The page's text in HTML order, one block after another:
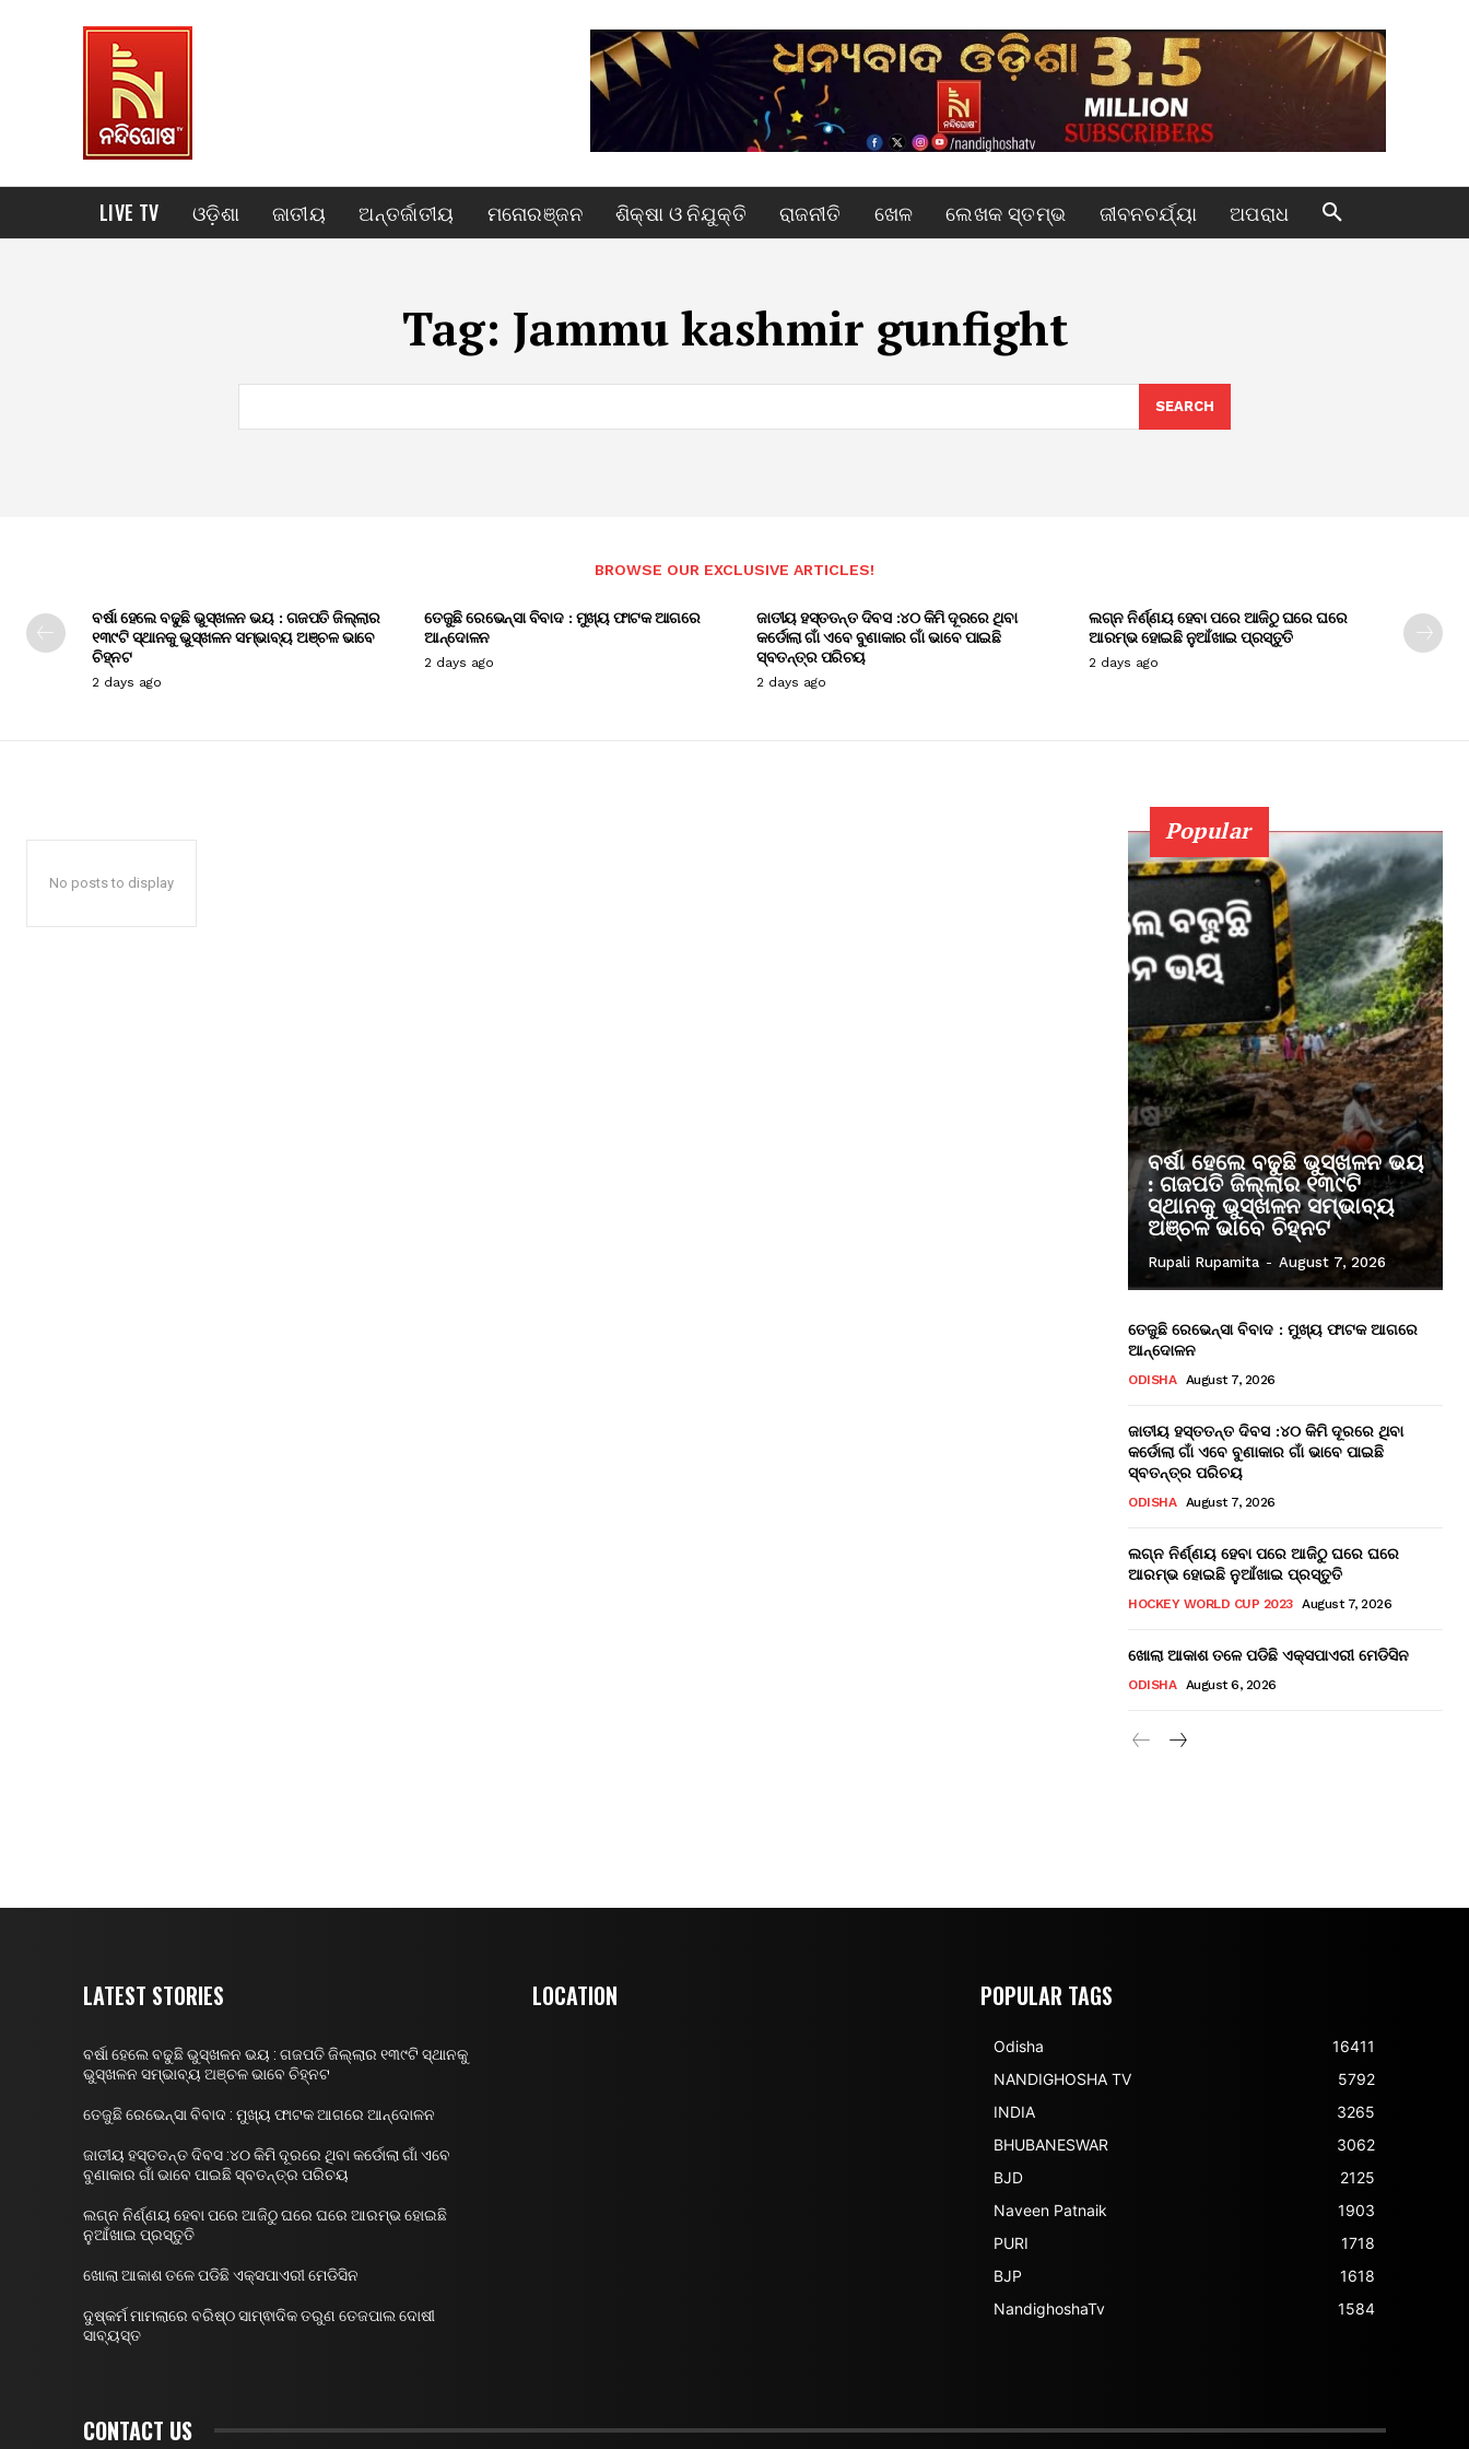
LIVE TV ଓଡ଼ିଶା ଜାତୀୟ ଅନ୍ତର୍ଜାତୀୟ ମନୋରଞ୍ଜନ ଶିକ୍ଷା ଓ ନିଯୁକ୍ତି ରାଜନୀତି ଖେଳ ଲେଖକ ସ୍ତମ୍ଭ ଜୀବନଚର୍ଯ୍ୟା ଅପରାଧ
Tag: Jammu kashmir gunfight
SEARCH
BROWSE OUR EXCLUSIVE ARTICLES!
ବର୍ଷା ହେଲେ ବଢୁଛି ଭୁସ୍ଖଳନ ଭୟ : ଗଜପତି ଜିଲ୍ଲାର
୧୩୯ଟି ସ୍ଥାନକୁ ଭୁସ୍ଖଳନ ସମ୍ଭାବ୍ୟ ଅଞ୍ଚଳ ଭାବେ
ଚିହ୍ନଟ
2 days ago
ତେଜୁଛି ରେଭେନ୍ସା ବିବାଦ : ମୁଖ୍ୟ ଫାଟକ ଆଗରେ
ଆନ୍ଦୋଳନ
2 days ago
ଜାତୀୟ ହସ୍ତତନ୍ତ ଦିବସ :୪୦ କିମି ଦୂରରେ ଥିବା
କର୍ଡୋଲା ଗାଁ ଏବେ ବୁଣାକାର ଗାଁ ଭାବେ ପାଇଛି
ସ୍ବତନ୍ତ୍ର ପରିଚୟ
2 days ago
ଲଗ୍ନ ନିର୍ଣ୍ଣୟ ହେବା ପରେ ଆଜିଠୁ ଘରେ ଘରେ
ଆରମ୍ଭ ହୋଇଛି ନୁଆଁଖାଇ ପ୍ରସ୍ତୁତି
2 days ago
No posts to display
Popular
ବର୍ଷା ହେଲେ ବଢୁଛି ଭୁସ୍ଖଳନ ଭୟ
: ଗଜପତି ଜିଲ୍ଲାର ୧୩୯ଟି
ସ୍ଥାନକୁ ଭୁସ୍ଖଳନ ସମ୍ଭାବ୍ୟ
ଅଞ୍ଚଳ ଭାବେ ଚିହ୍ନଟ
Rupali Rupamita - August 7, 2026
ତେଜୁଛି ରେଭେନ୍ସା ବିବାଦ : ମୁଖ୍ୟ ଫାଟକ ଆଗରେ
ଆନ୍ଦୋଳନ
ODISHA August 7, 2026
ଜାତୀୟ ହସ୍ତତନ୍ତ ଦିବସ :୪୦ କିମି ଦୂରରେ ଥିବା
କର୍ଡୋଲା ଗାଁ ଏବେ ବୁଣାକାର ଗାଁ ଭାବେ ପାଇଛି
ସ୍ବତନ୍ତ୍ର ପରିଚୟ
ODISHA August 7, 2026
ଲଗ୍ନ ନିର୍ଣ୍ଣୟ ହେବା ପରେ ଆଜିଠୁ ଘରେ ଘରେ
ଆରମ୍ଭ ହୋଇଛି ନୁଆଁଖାଇ ପ୍ରସ୍ତୁତି
HOCKEY WORLD CUP 2023 August 7, 2026
ଖୋଲା ଆକାଶ ତଳେ ପଡିଛି ଏକ୍ସପାଏରୀ ମେଡିସିନ
ODISHA August 6, 2026
LATEST STORIES
ବର୍ଷା ହେଲେ ବଢୁଛି ଭୁସ୍ଖଳନ ଭୟ : ଗଜପତି ଜିଲ୍ଲାର ୧୩୯ଟି ସ୍ଥାନକୁ
ଭୁସ୍ଖଳନ ସମ୍ଭାବ୍ୟ ଅଞ୍ଚଳ ଭାବେ ଚିହ୍ନଟ
ତେଜୁଛି ରେଭେନ୍ସା ବିବାଦ : ମୁଖ୍ୟ ଫାଟକ ଆଗରେ ଆନ୍ଦୋଳନ
ଜାତୀୟ ହସ୍ତତନ୍ତ ଦିବସ :୪୦ କିମି ଦୂରରେ ଥିବା କର୍ଡୋଲା ଗାଁ ଏବେ
ବୁଣାକାର ଗାଁ ଭାବେ ପାଇଛି ସ୍ବତନ୍ତ୍ର ପରିଚୟ
ଲଗ୍ନ ନିର୍ଣ୍ଣୟ ହେବା ପରେ ଆଜିଠୁ ଘରେ ଘରେ ଆରମ୍ଭ ହୋଇଛି
ନୁଆଁଖାଇ ପ୍ରସ୍ତୁତି
ଖୋଲା ଆକାଶ ତଳେ ପଡିଛି ଏକ୍ସପାଏରୀ ମେଡିସିନ
ଦୁଷ୍କର୍ମ ମାମଲାରେ ବରିଷ୍ଠ ସାମ୍ଵାଦିକ ତରୁଣ ତେଜପାଲ ଦୋଷୀ
ସାବ୍ୟସ୍ତ
LOCATION POPULAR TAGS
Odisha
16411
NANDIGHOSHA TV
5792
INDIA
3265
BHUBANESWAR
3062
BJD
2125
Naveen Patnaik
1903
PURI
1718
BJP
1618
NandighoshaTv
1584
CONTACT US